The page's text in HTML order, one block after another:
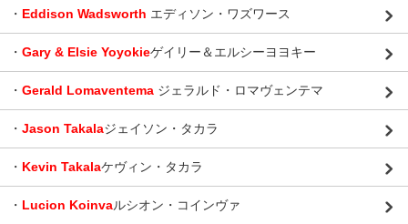
・ Eddison Wadsworth エディソン・ワズワース
・ Gary & Elsie Yoyokieゲイリー＆エルシーヨヨキー
・ Gerald Lomaventema ジェラルド・ロマヴェンテマ
・ Jason Takalaジェイソン・タカラ
・ Kevin Takalaケヴィン・タカラ
・ Lucion Koinvaルシオン・コインヴァ